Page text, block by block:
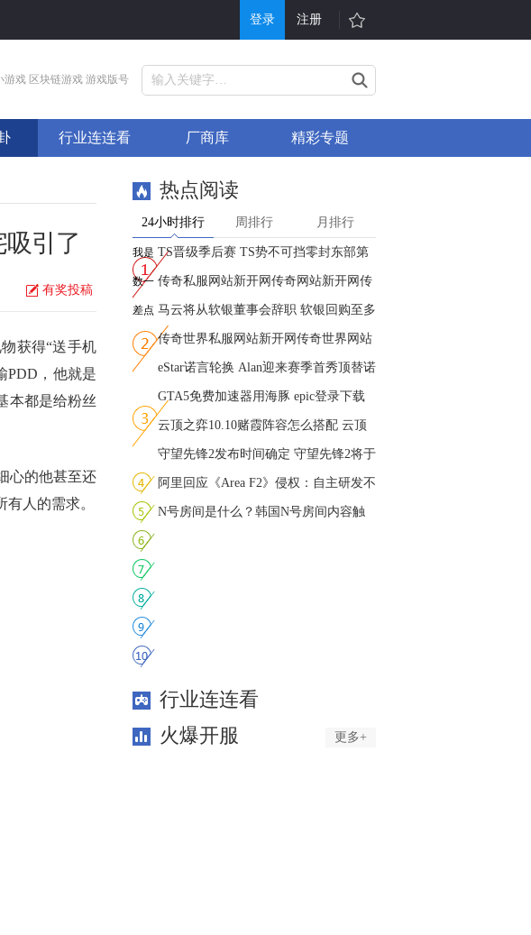
登录 注册
找游戏
游戏大全
打折充值
排行榜
开服表
微信小游戏
单机游戏
H5游戏平台
手机游戏
游戏 区块链游戏 游戏版号
行业连连看 厂商库 精彩专题
引了
有奖投稿
获得“送手机
PDD，他就是
本都是给粉丝
心的他甚至还
人的需求。
热点阅读
24小时排行 周排行 月排行
我是
第一
TS晋级季后赛 TS势不可挡零封东部第
二R
数一
数二
传奇私服网站新开网传奇网站新开网传
奇
差点
第一
马云将从软银董事会辞职 软银回购至多
6
传奇世界私服网站新开网传奇世界网站
新
eStar诺言轮换 Alan迎来赛季首秀顶替诺
GTA5免费加速器用海豚 epic登录下载
快
云顶之弈10.10赌霞阵容怎么搭配 云顶
之
守望先锋2发布时间确定 守望先锋2将于
2
阿里回应《Area F2》侵权：自主研发不
N号房间是什么？韩国N号房间内容触
行业连连看
火爆开服
更多+